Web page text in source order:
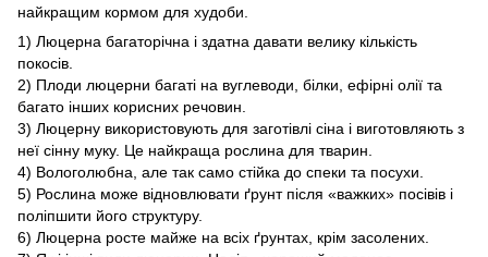
найкращим кормом для худоби.
1) Люцерна багаторічна і здатна давати велику кількість
покосів.
2) Плоди люцерни багаті на вуглеводи, білки, ефірні олії та
багато інших корисних речовин.
3) Люцерну використовують для заготівлі сіна і виготовляють з
неї сінну муку. Це найкраща рослина для тварин.
4) Вологолюбна, але так само стійка до спеки та посухи.
5) Рослина може відновлювати ґрунт після «важких» посівів і
поліпшити його структуру.
6) Люцерна росте майже на всіх ґрунтах, крім засолених.